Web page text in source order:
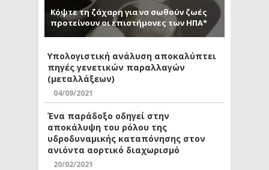
Κόψτε τη ζάχαρη για να σωθούν ζωές
προτείνουν οι επιστήμονες των ΗΠΑ*
Υπολογιστική ανάλυση αποκαλύπτει
πηγές γενετικών παραλλαγών
(μεταλλάξεων)
04/09/2021
Ένα παράδοξο οδηγεί στην
αποκάλυψη του ρόλου της
υδροδυναμικής καταπόνησης στον
ανιόντα αορτικό διαχωρισμό
20/02/2021